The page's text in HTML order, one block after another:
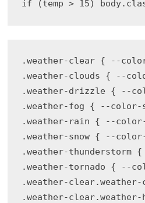
if (temp > 15)
.weather-clear { --
.weather-clouds { --
.weather-drizzle { --
.weather-fog { --color-
.weather-rain { --
.weather-snow { --
.weather-
.weather-tornado { --
.weather-
.weather-